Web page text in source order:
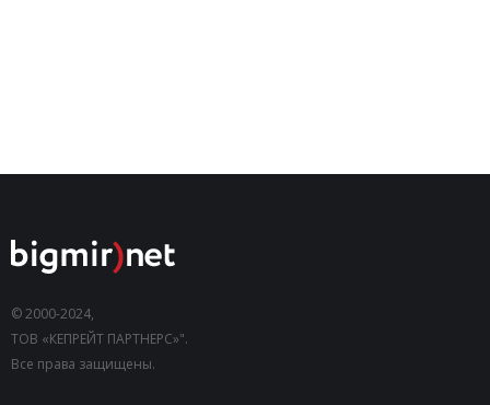
© 2000-2024,
ТОВ «КЕПРЕЙТ ПАРТНЕРС»".
Все права защищены.